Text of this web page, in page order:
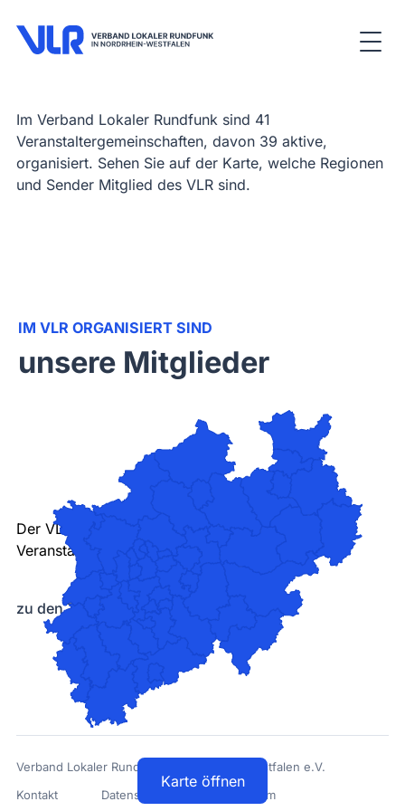
Im Verband Lokaler Rundfunk sind 41
Veranstaltergemeinschaften, davon 39 aktive,
organisiert. Sehen Sie auf der Karte, welche Regionen
und Sender Mitglied des VLR sind.
IM VLR ORGANISIERT SIND
unsere Mitglieder
Karte öffnen
Der VLR ist als Interessenvertretung der
Veranstaltergemeinschaften aktiv
zu den Tätigkeitsfeldern des VLR
Verband Lokaler Rundfunk in Nordrhein-Westfalen e.V.
Kontakt
Datenschutz Impressum